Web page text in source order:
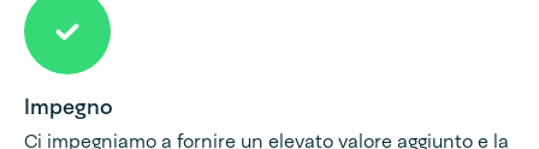
Impegno
Ci impegniamo a fornire un elevato valore aggiunto e la